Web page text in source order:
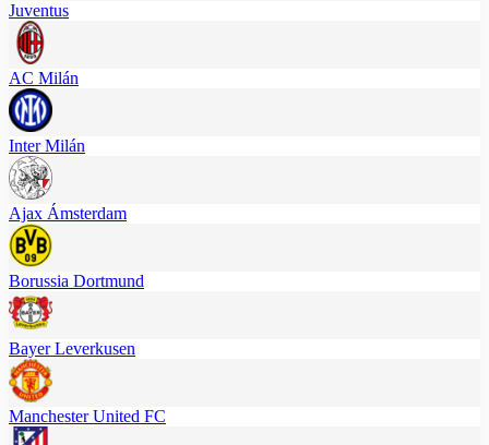
Juventus
AC Milán
Inter Milán
Ajax Ámsterdam
Borussia Dortmund
Bayer Leverkusen
Manchester United FC